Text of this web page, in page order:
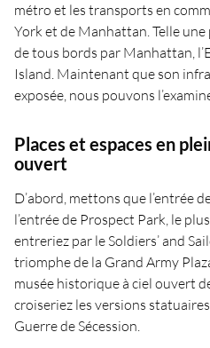
métro et les transports en
York et de Manhattan. Telle
de tous bords par Manhattan,
Island. Maintenant que son
exposée, nous pouvons
Places et espaces en
ouvert
D’abord, mettons que l’entrée
l’entrée de Prospect Park, le
entreriez par le Soldiers’ and
triomphe de la Grand Army
musée historique à ciel ouvert
croiseriez les versions
Guerre de Sécession.